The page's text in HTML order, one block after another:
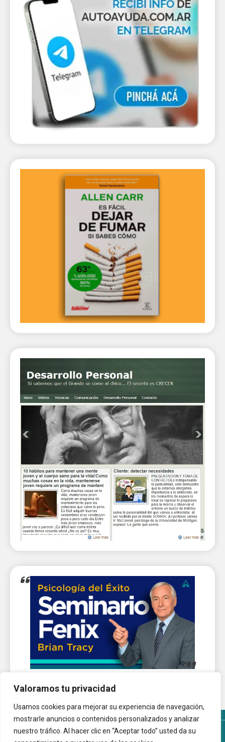
Valoramos tu privacidad
Usamos cookies para mejorar su experiencia de navegación,
mostrarle anuncios o contenidos personalizados y analizar
nuestro tráfico. Al hacer clic en “Aceptar todo” usted da su
Política de Cookies